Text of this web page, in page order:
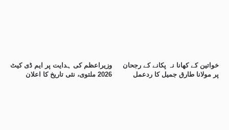
وزیراعظم کی ہدایت پر ایم ڈی کیٹ
2026 ملتوی، نئی تاریخ کا اعلان
خواتین کے کھانا نہ پکانے کے رجحان
پر مولانا طارق جمیل کا ردعمل